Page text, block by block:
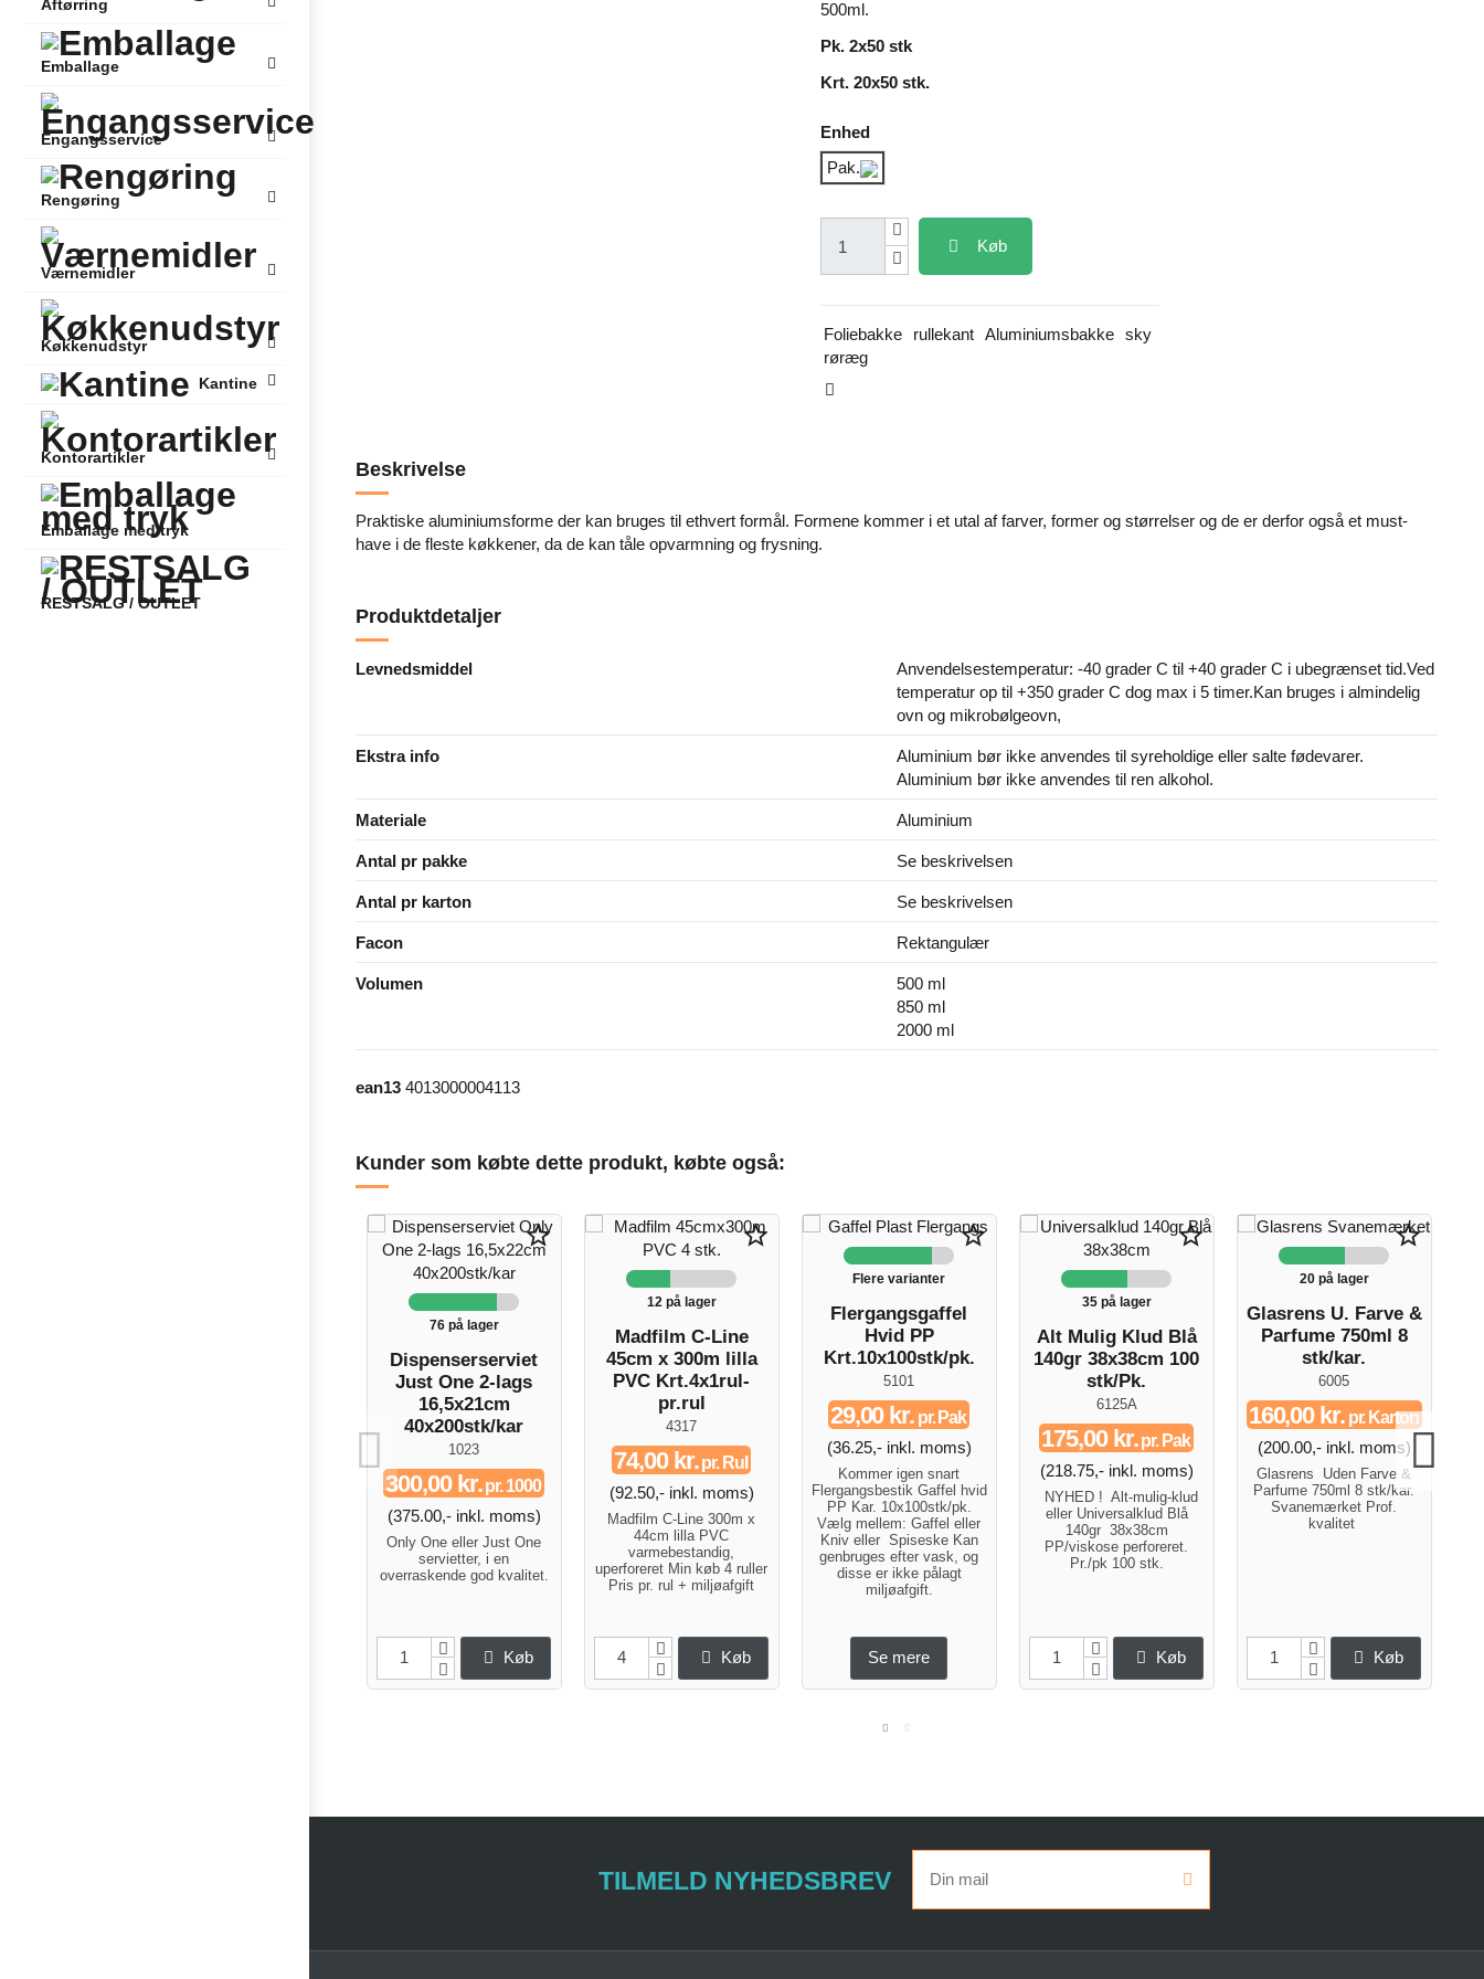
Aftørring
Emballage
Engangsservice
Rengøring
Værnemidler
Køkkenudstyr
Kantine
Kontorartikler
Emballage med tryk
RESTSALG / OUTLET
500ml.
Pk. 2x50 stk
Krt. 20x50 stk.
Enhed
Pak.
Køb
Foliebakke rullekant Aluminiumsbakke
sky
røræg
Beskrivelse
Praktiske aluminiumsforme der kan bruges til ethvert formål. Formene kommer i et utal af farver, former og størrelser og de er derfor også et must-
have i de fleste køkkener, da de kan tåle opvarmning og frysning.
Produktdetaljer
Levnedsmiddel
Anvendelsestemperatur: -40 grader C til +40 grader C i ubegrænset tid.Ved
temperatur op til +350 grader C dog max i 5 timer.Kan bruges i almindelig
ovn og mikrobølgeovn,
Ekstra info
Aluminium bør ikke anvendes til syreholdige eller salte fødevarer.
Aluminium bør ikke anvendes til ren alkohol.
Materiale Aluminium
Antal pr pakke Se beskrivelsen
Antal pr karton Se beskrivelsen
Facon Rektangulær
Volumen
500 ml
850 ml
2000 ml
ean13 4013000004113
Kunder som købte dette produkt, købte også:
star_border
76 på lager
Dispenserserviet
Just One 2-lags
16,5x21cm
40x200stk/kar
1023
300,00 kr.pr. 1000
(375.00,- inkl. moms)
Only One eller Just One
servietter, i en
overraskende god kvalitet.
Køb
star_border
12 på lager
Madfilm C-Line
45cm x 300m lilla
PVC Krt.4x1rul-
pr.rul
4317
74,00 kr.pr. Rul
(92.50,- inkl. moms)
Madfilm C-Line 300m x
44cm lilla PVC
varmebestandig,
uperforeret Min køb 4 ruller
Pris pr. rul + miljøafgift
Køb
star_border
Flere varianter
Flergangsgaffel
Hvid PP
Krt.10x100stk/pk.
5101
29,00 kr.pr. Pak
(36.25,- inkl. moms)
Kommer igen snart
Flergangsbestik Gaffel hvid
PP Kar. 10x100stk/pk.
Vælg mellem: Gaffel eller
Kniv eller Spiseske Kan
genbruges efter vask, og
disse er ikke pålagt
miljøafgift.
Se mere
star_border
35 på lager
Alt Mulig Klud Blå
140gr 38x38cm 100
stk/Pk.
6125A
175,00 kr.pr. Pak
(218.75,- inkl. moms)
NYHED ! Alt-mulig-klud
eller Universalklud Blå
140gr 38x38cm
PP/viskose perforeret.
Pr./pk 100 stk.
Køb
star_border
20 på lager
Glasrens U. Farve &
Parfume 750ml 8
stk/kar.
6005
160,00 kr.pr. Karton
(200.00,- inkl. moms)
Glasrens Uden Farve &
Parfume 750ml 8 stk/kar.
Svanemærket Prof.
kvalitet
Køb
TILMELD NYHEDSBREV